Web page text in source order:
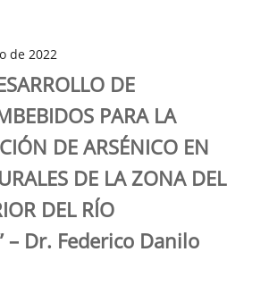
de 2022
DE
PARA LA
DE ARSÉNICO EN
DE LA ZONA DEL
DEL RÍO
– Dr. Federico Danilo